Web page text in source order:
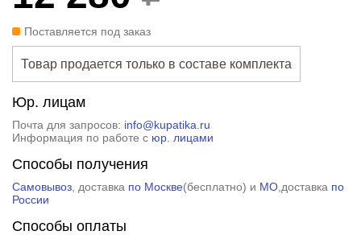
Поставляется под заказ
Товар продается только в составе комплекта
Юр. лицам
Почта для запросов: info@kupatika.ru
Информация по работе с юр. лицами
Способы получения
Самовывоз, доставка по Москве(бесплатно) и МО,доставка по
России
Способы оплаты